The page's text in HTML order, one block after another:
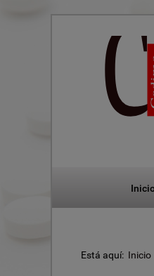
Está aquí: Inicio